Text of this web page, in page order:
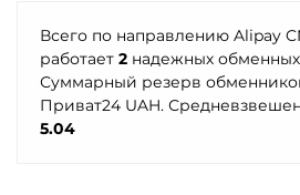
Stellar (XLM)
Sui
Sushi
Элкарт KGS
Всего по направлению Alipay
работает 2 надежных обменных
Суммарный резерв
Приват24 UAH.
5.04